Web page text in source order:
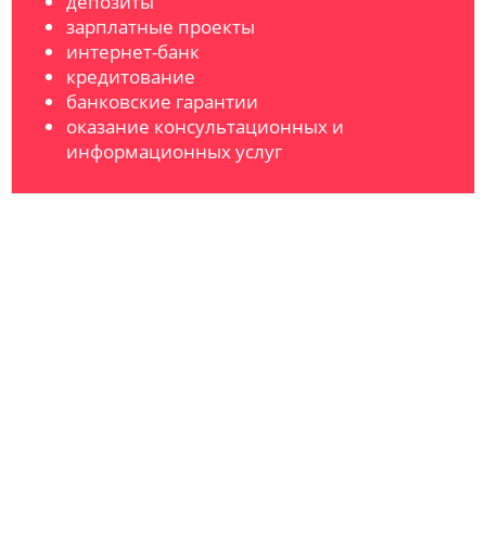
зарплатные проекты
интернет-банк
кредитование
банковские гарантии
оказание консультационных и
информационных услуг